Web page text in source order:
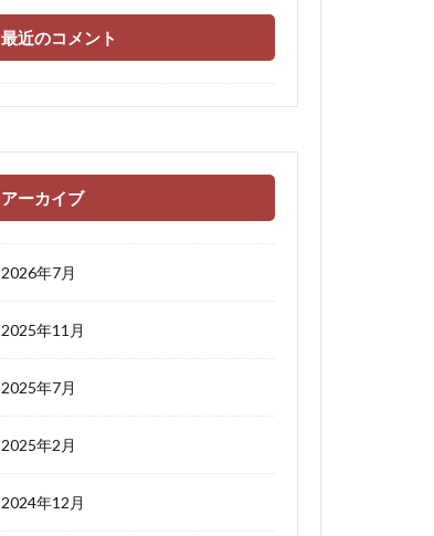
最近のコメント
アーカイブ
2026年7月
2025年11月
2025年7月
2025年2月
2024年12月